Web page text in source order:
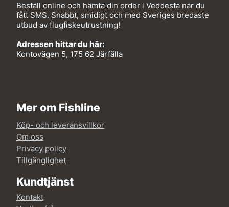
Beställ online och hämta din order i Veddesta när du
fått SMS. Snabbt, smidigt och med Sveriges bredaste
utbud av flugfiskeutrustning!
Adressen hittar du här:
Kontovägen 5, 175 62 Järfälla
Mer om Fishline
Köp- och leveransvillkor
Om oss
Privacy policy
Tillgänglighet
Kundtjänst
Kontakt